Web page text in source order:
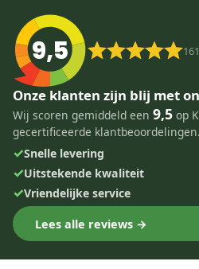
9,5 161
Onze klanten zijn blij met
Wij scoren gemiddeld een 9,5 op
gecertificeerde klantbeoordelingen.
✓Snelle levering
✓Uitstekende kwaliteit
✓Vriendelijke service
Lees alle reviews →